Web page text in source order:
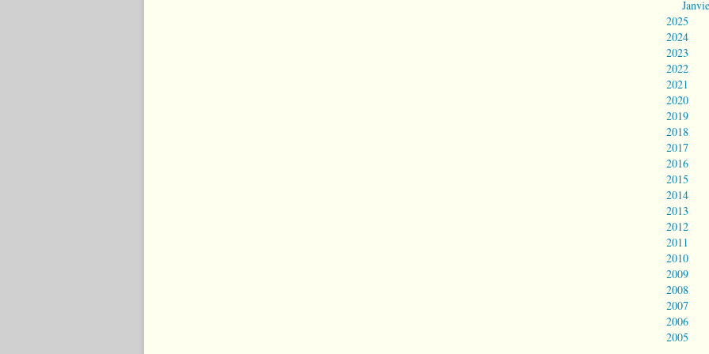
2025
2024
2023
2022
2021
2020
2019
2018
2017
2016
2015
2014
2013
2012
2011
2010
2009
2008
2007
2006
2005